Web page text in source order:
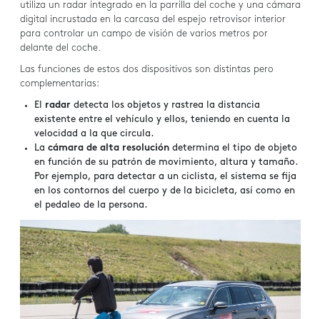
utiliza un radar integrado en la parrilla del coche y una cámara
digital incrustada en la carcasa del espejo retrovisor interior
para controlar un campo de visión de varios metros por
delante del coche.
Las funciones de estos dos dispositivos son distintas pero
complementarias:
El radardetecta los objetos y rastrea la distancia
existente entre el vehículo y ellos, teniendo en cuenta la
velocidad a la que circula.
La cámara de alta resolución determina el tipo de objeto
en función de su patrón de movimiento, altura y tamaño.
Por ejemplo, para detectar a un ciclista, el sistema se fija
en los contornos del cuerpo y de la bicicleta, así como en
el pedaleo de la persona.